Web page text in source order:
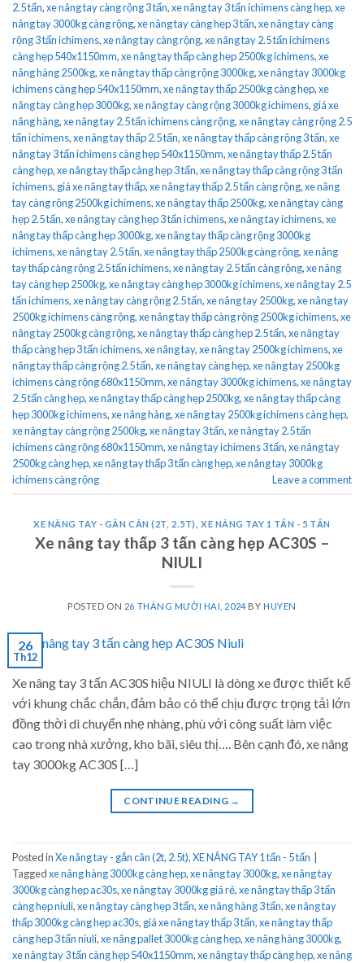
2.5 tấn,xe nâng tay càng rộng 3 tấn,xe nâng tay 3 tấn ichimens càng hẹp,xe
nâng tay 3000kg càng rộng,xe nâng tay càng hẹp 3 tấn,xe nâng tay càng
rộng 3 tấn ichimens,xe nâng tay càng rộng,xe nâng tay 2.5 tấn ichimens
càng hẹp 540x1150mm,xe nâng tay thấp càng hẹp 2500kg ichimens,xe
nâng hàng 2500kg,xe nâng tay thấp càng rộng 3000kg,xe nâng tay 3000kg
ichimens càng hẹp 540x1150mm,xe nâng tay thấp 2500kg càng hẹp,xe
nâng tay càng hẹp 3000kg,xe nâng tay càng rộng 3000kg ichimens, giá xe
nâng hàng,xe nâng tay 2.5 tấn ichimens càng rộng,xe nâng tay càng rộng 2.5
tấn ichimens,xe nâng tay thấp 2.5 tấn,xe nâng tay thấp càng rộng 3 tấn,xe
nâng tay 3 tấn ichimens càng hẹp 540x1150mm,xe nâng tay thấp 2.5 tấn
càng hẹp,xe nâng tay thấp càng hẹp 3 tấn,xe nâng tay thấp càng rộng 3 tấn
ichimens, giá xe nâng tay thấp,xe nâng tay thấp 2.5 tấn càng rộng,xe nâng
tay càng rộng 2500kg ichimens,xe nâng tay thấp 2500kg,xe nâng tay càng
hẹp 2.5 tấn,xe nâng tay càng hẹp 3 tấn ichimens,xe nâng tay ichimens,xe
nâng tay thấp càng hẹp 3000kg,xe nâng tay thấp càng rộng 3000kg
ichimens,xe nâng tay 2.5 tấn,xe nâng tay thấp 2500kg càng rộng,xe nâng
tay thấp càng rộng 2.5 tấn ichimens,xe nâng tay 2.5 tấn càng rộng,xe nâng
tay càng hẹp 2500kg,xe nâng tay càng hẹp 3000kg ichimens,xe nâng tay 2.5
tấn ichimens,xe nâng tay càng rộng 2.5 tấn,xe nâng tay 2500kg,xe nâng tay
2500kg ichimens càng rộng,xe nâng tay thấp càng rộng 2500kg ichimens,xe
nâng tay 2500kg càng rộng,xe nâng tay thấp càng hẹp 2.5 tấn,xe nâng tay
thấp càng hẹp 3 tấn ichimens,xe nâng tay,xe nâng tay 2500kg ichimens,xe
nâng tay thấp càng rộng 2.5 tấn,xe nâng tay càng hẹp,xe nâng tay 2500kg
ichimens càng rộng 680x1150mm,xe nâng tay 3000kg ichimens,xe nâng tay
2.5 tấn càng hẹp,xe nâng tay thấp càng hẹp 2500kg,xe nâng tay thấp càng
hẹp 3000kg ichimens,xe nâng hàng,xe nâng tay 2500kg ichimens càng hẹp,
xe nâng tay càng rộng 2500kg,xe nâng tay 3 tấn,xe nâng tay 2.5 tấn
ichimens càng rộng 680x1150mm,xe nâng tay ichimens 3 tấn,xe nâng tay
2500kg càng hẹp,xe nâng tay thấp 3 tấn càng hẹp,xe nâng tay 3000kg
ichimens càng rộng
Leave a comment
XE NÂNG TAY - GẮN CÂN (2T, 2.5T) ,XE NÂNG TAY 1 TẤN - 5 TẤN
Xe nâng tay thấp 3 tấn càng hẹp AC30S –
NIULI
POSTED ON 26 THÁNG MƯỜI HAI, 2024 BY HUYEN
26
Th12
Xe nâng tay 3 tấn AC30S hiệu NIULI là dòng xe được thiết kế
với khung chắc chắn, đảm bảo có thể chịu được trọng tải lớn
đồng thời di chuyển nhẹ nhàng, phù với công suất làm việc
cao trong nhà xưởng, kho bãi, siêu thị…. Bên cạnh đó, xe nâng
tay 3000kg AC30S […]
CONTINUE READING →
Posted inXe nâng tay - gắn cân (2t, 2.5t),XE NÂNG TAY 1 tấn - 5 tấn
Taggedxe nâng hàng 3000kg càng hẹp,xe nâng tay 3000kg,xe nâng tay
3000kg càng hẹp ac30s,xe nâng tay 3000kg giá rẻ,xe nâng tay thấp 3 tấn
càng hẹp niuli,xe nâng tay càng hẹp 3 tấn,xe nâng hàng 3 tấn,xe nâng tay
thấp 3000kg càng hẹp ac30s, giá xe nâng tay thấp 3 tấn,xe nâng tay thấp
càng hẹp 3 tấn niuli,xe nâng pallet 3000kg càng hẹp,xe nâng hàng 3000kg,
xe nâng tay 3 tấn càng hẹp 540x1150mm,xe nâng tay thấp càng hẹp,xe nâng